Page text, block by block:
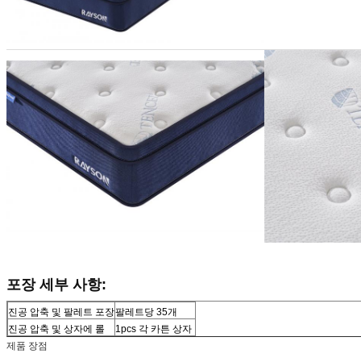
포장 세부 사항:
진공 압축 및 팔레트 포장팔레트당 35개
진공 압축 및 상자에 롤
1pcs 각 카튼 상자
제품 장점